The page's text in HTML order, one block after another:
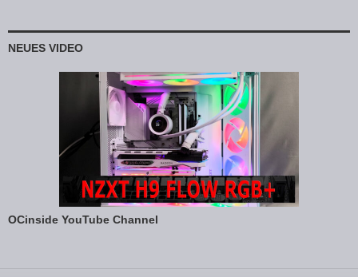
NEUES VIDEO
OCinside YouTube Channel